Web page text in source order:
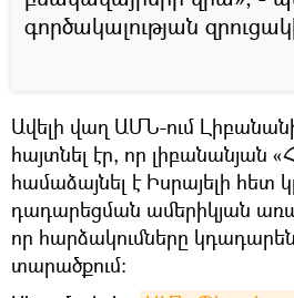
գործակալության
Ավելի վաղ ԱՄՆ-ում
հայտնել էր, որ լիբանանյան
համաձայնել է Իսրայելի
դադարեցման ամերիկյան
որ հարձակումները
տարածքում: